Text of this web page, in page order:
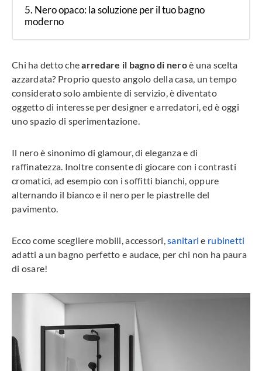
Nero opaco: la soluzione per il tuo bagno
moderno
Chi ha detto chearredare il bagno di neroè una scelta
azzardata? Proprio questo angolo della casa, un tempo
considerato solo ambiente di servizio, è diventato
oggetto di interesse per designer e arredatori, ed è oggi
uno spazio di sperimentazione.
Il nero è sinonimo di glamour, di eleganza e di
raffinatezza. Inoltre consente di giocare con i contrasti
cromatici, ad esempio con i soffitti bianchi, oppure
alternando il bianco e il nero per le piastrelle del
pavimento.
Ecco come scegliere mobili, accessori,sanitarie rubinetti
adatti a un bagno perfetto e audace, per chi non ha paura
di osare!